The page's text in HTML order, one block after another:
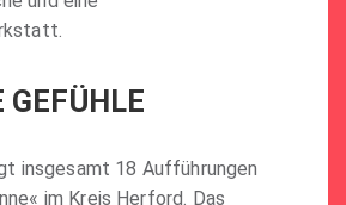
GEFÜHLE
insgesamt 18 Aufführungen
im Kreis Herford. Das